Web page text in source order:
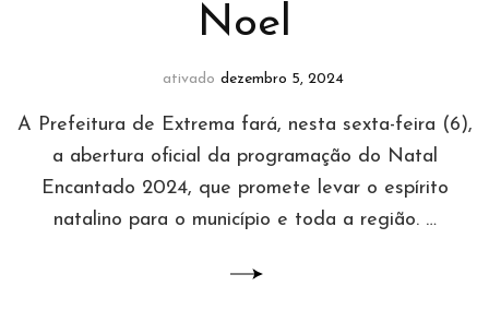
Noel
ativado dezembro 5, 2024
A Prefeitura de Extrema fará, nesta sexta-feira (6),
a abertura oficial da programação do Natal
Encantado 2024, que promete levar o espírito
natalino para o município e toda a região. …